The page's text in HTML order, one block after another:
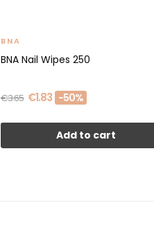
BNA
BNA Nail Wipes 250
€3.65 €1.83 -50%
Add to cart